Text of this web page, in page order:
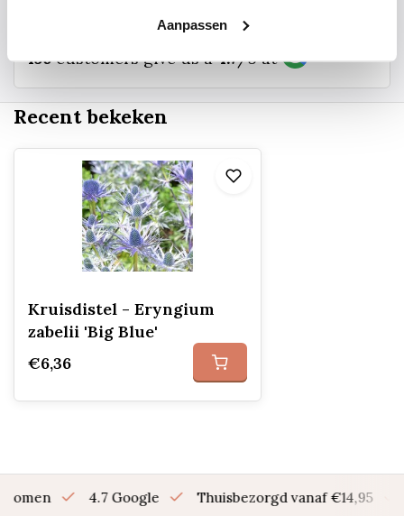
Aanpassen
156 customers give us a 4.7/5 at
Recent bekeken
Kruisdistel - Eryngium
zabelii 'Big Blue'
€6,36
bomen 4.7 Google Thuisbezorgd vanaf €14,95